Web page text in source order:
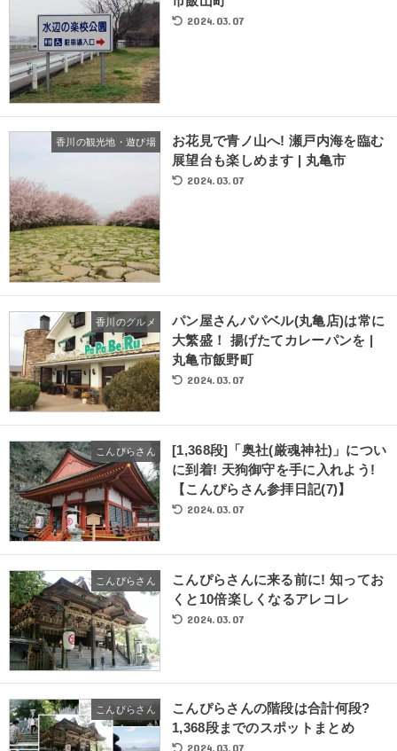
2024.03.07
香川の観光地・遊び場
お花見で青ノ山へ! 瀬戸内海を臨む
展望台も楽しめます | 丸亀市
2024.03.07
香川のグルメ
パン屋さんパパベル(丸亀店)は常に
大繁盛！ 揚げたてカレーパンを |
丸亀市飯野町
2024.03.07
こんぴらさん
[1,368段]「奥社(厳魂神社)」につい
に到着! 天狗御守を手に入れよう!
【こんぴらさん参拝日記(7)】
2024.03.07
こんぴらさん
こんぴらさんに来る前に! 知ってお
くと10倍楽しくなるアレコレ
2024.03.07
こんぴらさん
こんぴらさんの階段は合計何段?
1,368段までのスポットまとめ
2024.03.07